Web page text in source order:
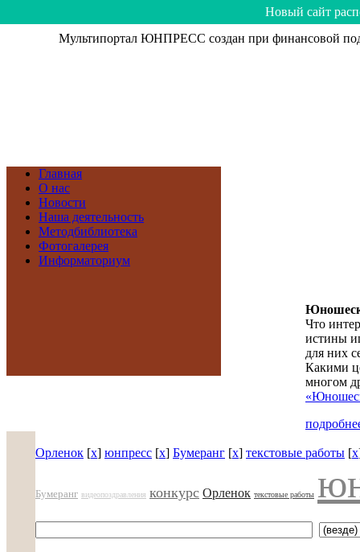
Hoвый caйт
Мультипортал ЮНПРЕСС создан при финансовой
Главная
О нас
Новости
Наша деятельность
Методбиблиотека
Фотогалерея
Информаториум
Что
истины
для них
Какими
многом
Орленок [x] юнпресс [x] Бумеранг [x] текстовые работы [x
Бумеранг видеопоздравления конкурс Орленок текстовые работы